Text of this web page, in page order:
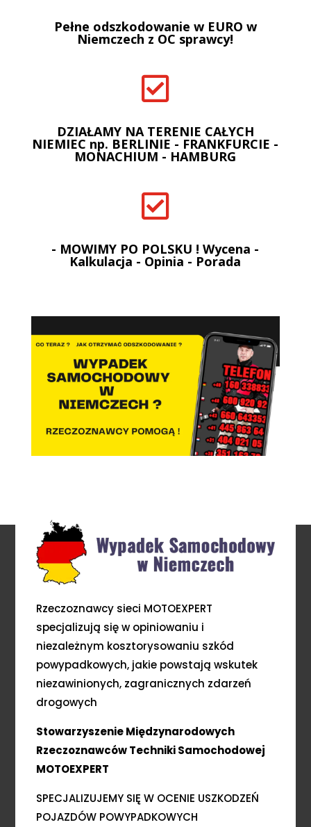
Pełne odszkodowanie w EURO w
Niemczech z OC sprawcy!

DZIAŁAMY NA TERENIE CAŁYCH
NIEMIEC np. BERLINIE - FRANKFURCIE -
MONACHIUM - HAMBURG

- MOWIMY PO POLSKU ! Wycena -
Kalkulacja - Opinia - Porada
Rzeczoznawcy sieci MOTOEXPERT
specjalizują się w opiniowaniu i
niezależnym kosztorysowaniu szkód
powypadkowych, jakie powstają wskutek
niezawinionych, zagranicznych zdarzeń
drogowych
Stowarzyszenie Międzynarodowych
Rzeczoznawców Techniki Samochodowej
MOTOEXPERT
SPECJALIZUJEMY SIĘ W OCENIE USZKODZEŃ
POJAZDÓW POWYPADKOWYCH